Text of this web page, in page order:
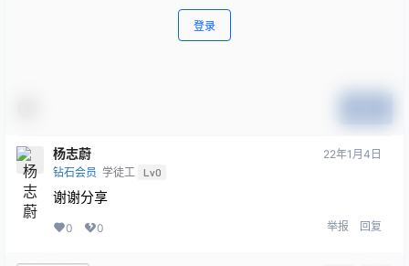
登录
杨志蔚
钻石会员 学徒工 Lv0
22年1月4日
谢谢分享
0 0 举报 回复